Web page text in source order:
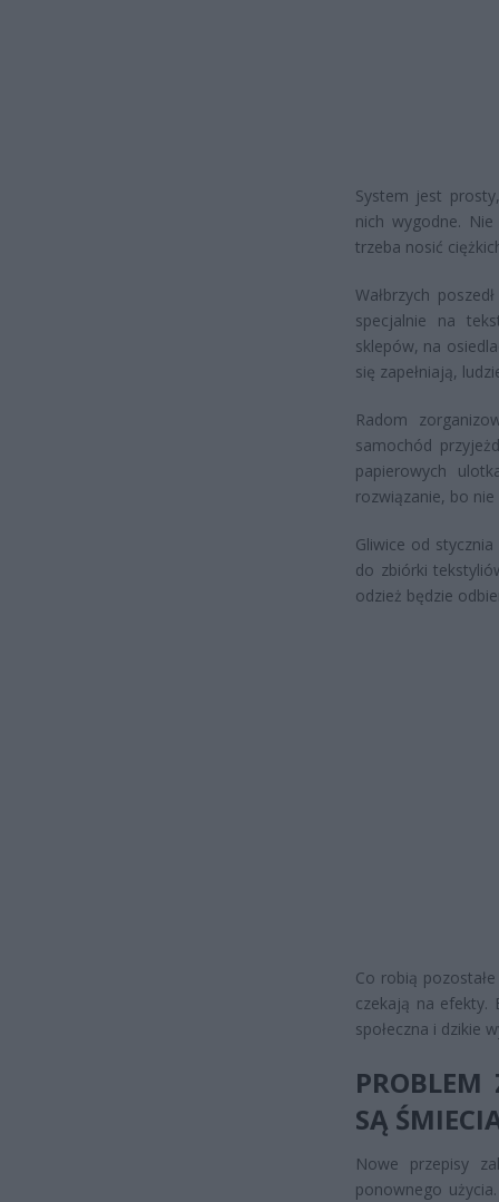
System jest
nich wygodne.
trzeba nosić
Wałbrzych
specjalnie na
sklepów, na
się zapełniają,
Radom
samochód
papierowych
rozwiązanie, bo
Gliwice od
do zbiórki
odzież będzie
Co robią
czekają na efekty.
społeczna i dzikie
SĄ
Nowe przepisy
ponownego